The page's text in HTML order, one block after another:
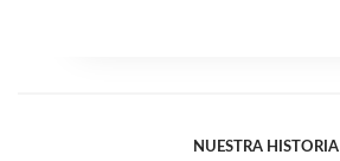
NUESTRA HISTORIA